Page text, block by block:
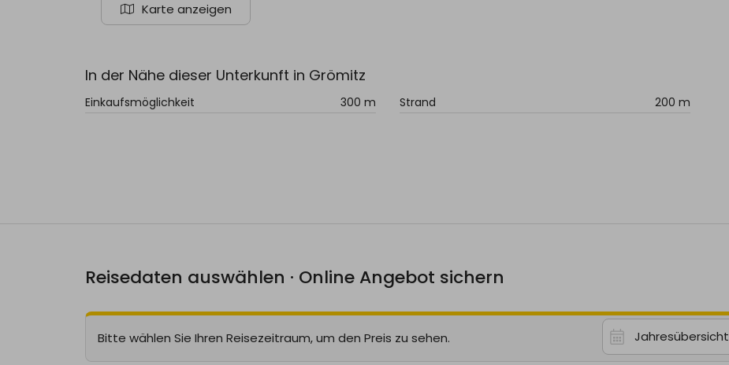
Karte anzeigen
In der Nähe dieser Unterkunft in Grömitz
Einkaufsmöglichkeit 300 m Strand 200 m
Reisedaten auswählen · Online Angebot sichern
Bitte wählen Sie Ihren Reisezeitraum, um den Preis zu sehen. Jahresübersicht